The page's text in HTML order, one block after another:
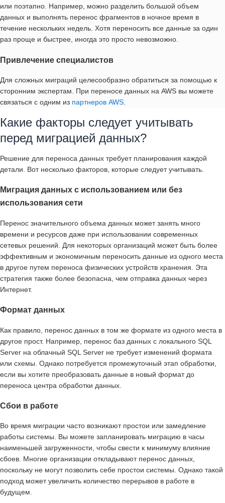
или поэтапно. Например, можно разделить большой объем
данных и выполнять перенос фрагментов в ночное время в
течение нескольких недель. Хотя переносить все данные за один
раз проще и быстрее, иногда это просто невозможно.
Привлечение специалистов
Для сложных миграций целесообразно обратиться за помощью к
сторонним экспертам. При переносе данных на AWS вы можете
связаться с одним из партнеров AWS
Какие факторы следует учитывать
перед миграцией данных?
Решение для переноса данных требует планирования каждой
детали. Вот несколько факторов, которые следует учитывать.
Миграция данных с использованием или без
использования сети
Перенос значительного объема данных может занять много
времени и ресурсов даже при использовании современных
сетевых решений. Для некоторых организаций может быть более
эффективным и экономичным переносить данные из одного места
в другое путем переноса физических устройств хранения. Эта
стратегия также более безопасна, чем отправка данных через
Интернет.
Формат данных
Как правило, перенос данных в том же формате из одного места в
другое прост. Например, перенос баз данных с локального SQL
Server на облачный SQL Server не требует изменений формата
или схемы. Однако потребуется промежуточный этап обработки,
если вы хотите преобразовать данные в новый формат до
переноса центра обработки данных.
Сбои в работе
Во время миграции часто возникают простои или замедление
работы системы. Вы можете запланировать миграцию в часы
наименьшей загруженности, чтобы свести к минимуму влияние
сбоев. Многие организации откладывают перенос данных,
поскольку не могут позволить себе простои системы. Однако такой
подход может увеличить количество перерывов в работе в
будущем.